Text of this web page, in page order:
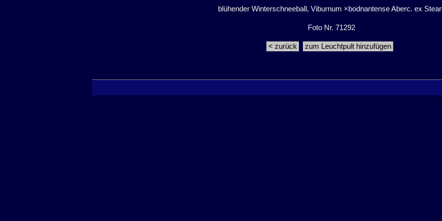
blühender Winterschneeball, Viburnum ×bodnantense Aberc. ex
Foto Nr. 71292
< zurück zum Leuchtpult hinzufügen